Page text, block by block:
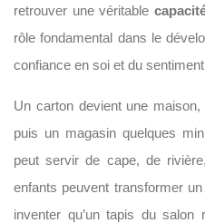
retrouver une véritable
rôle fondamental dans le
confiance en soi et du
Un carton devient une
puis un magasin quelques
peut servir de cape, de
enfants peuvent transformer
inventer qu’un tapis du salon